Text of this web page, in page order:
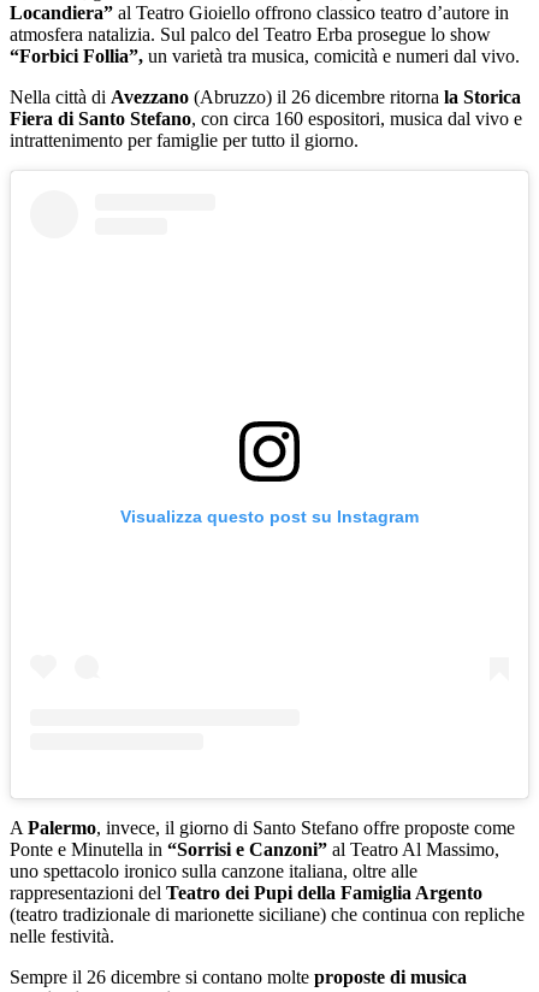
Locandiera” al Teatro Gioiello offrono classico teatro d’autore in
atmosfera natalizia. Sul palco del Teatro Erba prosegue lo show
“Forbici Follia”, un varietà tra musica, comicità e numeri dal vivo.
Nella città di Avezzano (Abruzzo) il 26 dicembre ritorna la Storica
Fiera di Santo Stefano, con circa 160 espositori, musica dal vivo e
intrattenimento per famiglie per tutto il giorno.
Visualizza questo post su Instagram
A Palermo, invece, il giorno di Santo Stefano offre proposte come
Ponte e Minutella in “Sorrisi e Canzoni” al Teatro Al Massimo,
uno spettacolo ironico sulla canzone italiana, oltre alle
rappresentazioni del Teatro dei Pupi della Famiglia Argento
(teatro tradizionale di marionette siciliane) che continua con repliche
nelle festività.
Sempre il 26 dicembre si contano molte proposte di musica